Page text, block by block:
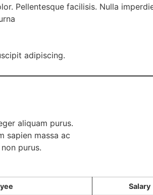
Pellentesque facilisis. Nulla
adipiscing.
aliquam purus.
sapien massa ac
purus.
Salary